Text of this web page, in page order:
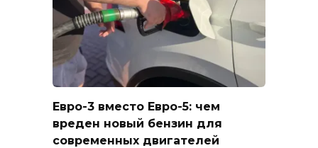
Евро-3 вместо Евро-5: чем
вреден новый бензин для
современных двигателей